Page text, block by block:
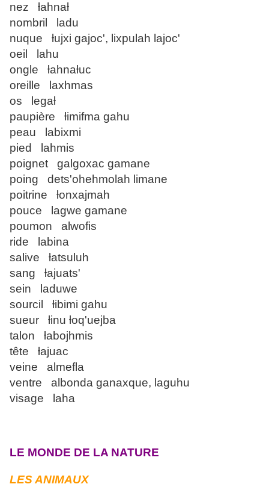
nez ƚahnaƚ
nombril ladu
nuque ƚujxi gajoc', lixpulah lajoc'
oeil lahu
ongle ƚahnaƚuc
oreille laxhmas
os legaƚ
paupière ƚimifma gahu
peau labixmi
pied lahmis
poignet galgoxac gamane
poing dets'ohehmolah limane
poitrine ƚonxajmah
pouce lagwe gamane
poumon alwofis
ride labina
salive ƚatsuluh
sang ƚajuats'
sein laduwe
sourcil ƚibimi gahu
sueur ƚinu ƚoq'uejba
talon ƚabojhmis
tête ƚajuac
veine almefla
ventre albonda ganaxque, laguhu
visage laha
LE MONDE DE LA NATURE
LES ANIMAUX